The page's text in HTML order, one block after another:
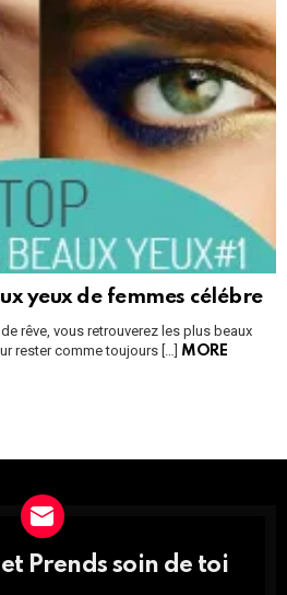
yeux de femmes célébre
rêve, vous retrouverez les plus beaux
rester comme toujours […] MORE
Prends soin de toi